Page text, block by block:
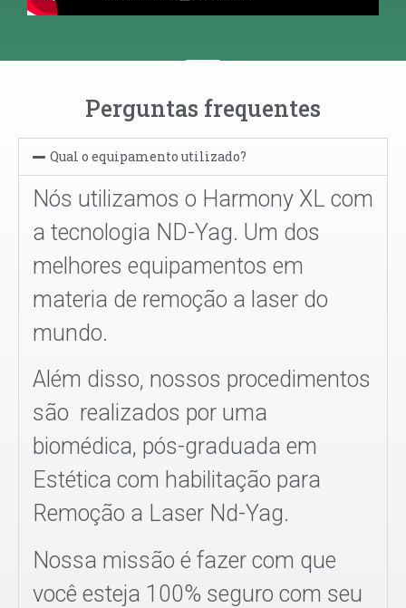
Perguntas frequentes
Qual o equipamento utilizado?
Nós utilizamos o Harmony XL com
a tecnologia ND-Yag. Um dos
melhores equipamentos em
materia de remoção a laser do
mundo.
Além disso, nossos procedimentos
são realizados por uma
biomédica, pós-graduada em
Estética com habilitação para
Remoção a Laser Nd-Yag.
Nossa missão é fazer com que
você esteja 100% seguro com seu